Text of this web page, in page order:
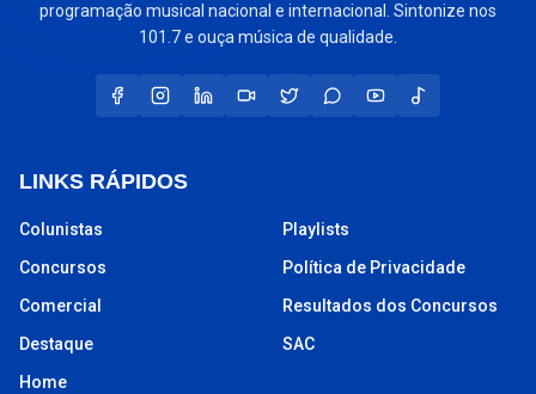
programação musical nacional e internacional. Sintonize nos
101.7 e ouça música de qualidade.
LINKS RÁPIDOS
Colunistas
Concursos
Comercial
Destaque
Home
Playlists
Política de Privacidade
Resultados dos Concursos
SAC